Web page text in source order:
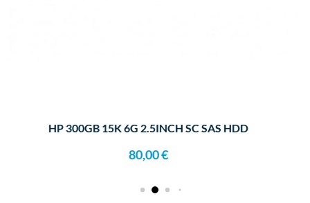
HP 300GB 15K 6G 2.5INCH SC SAS HDD
80,00€